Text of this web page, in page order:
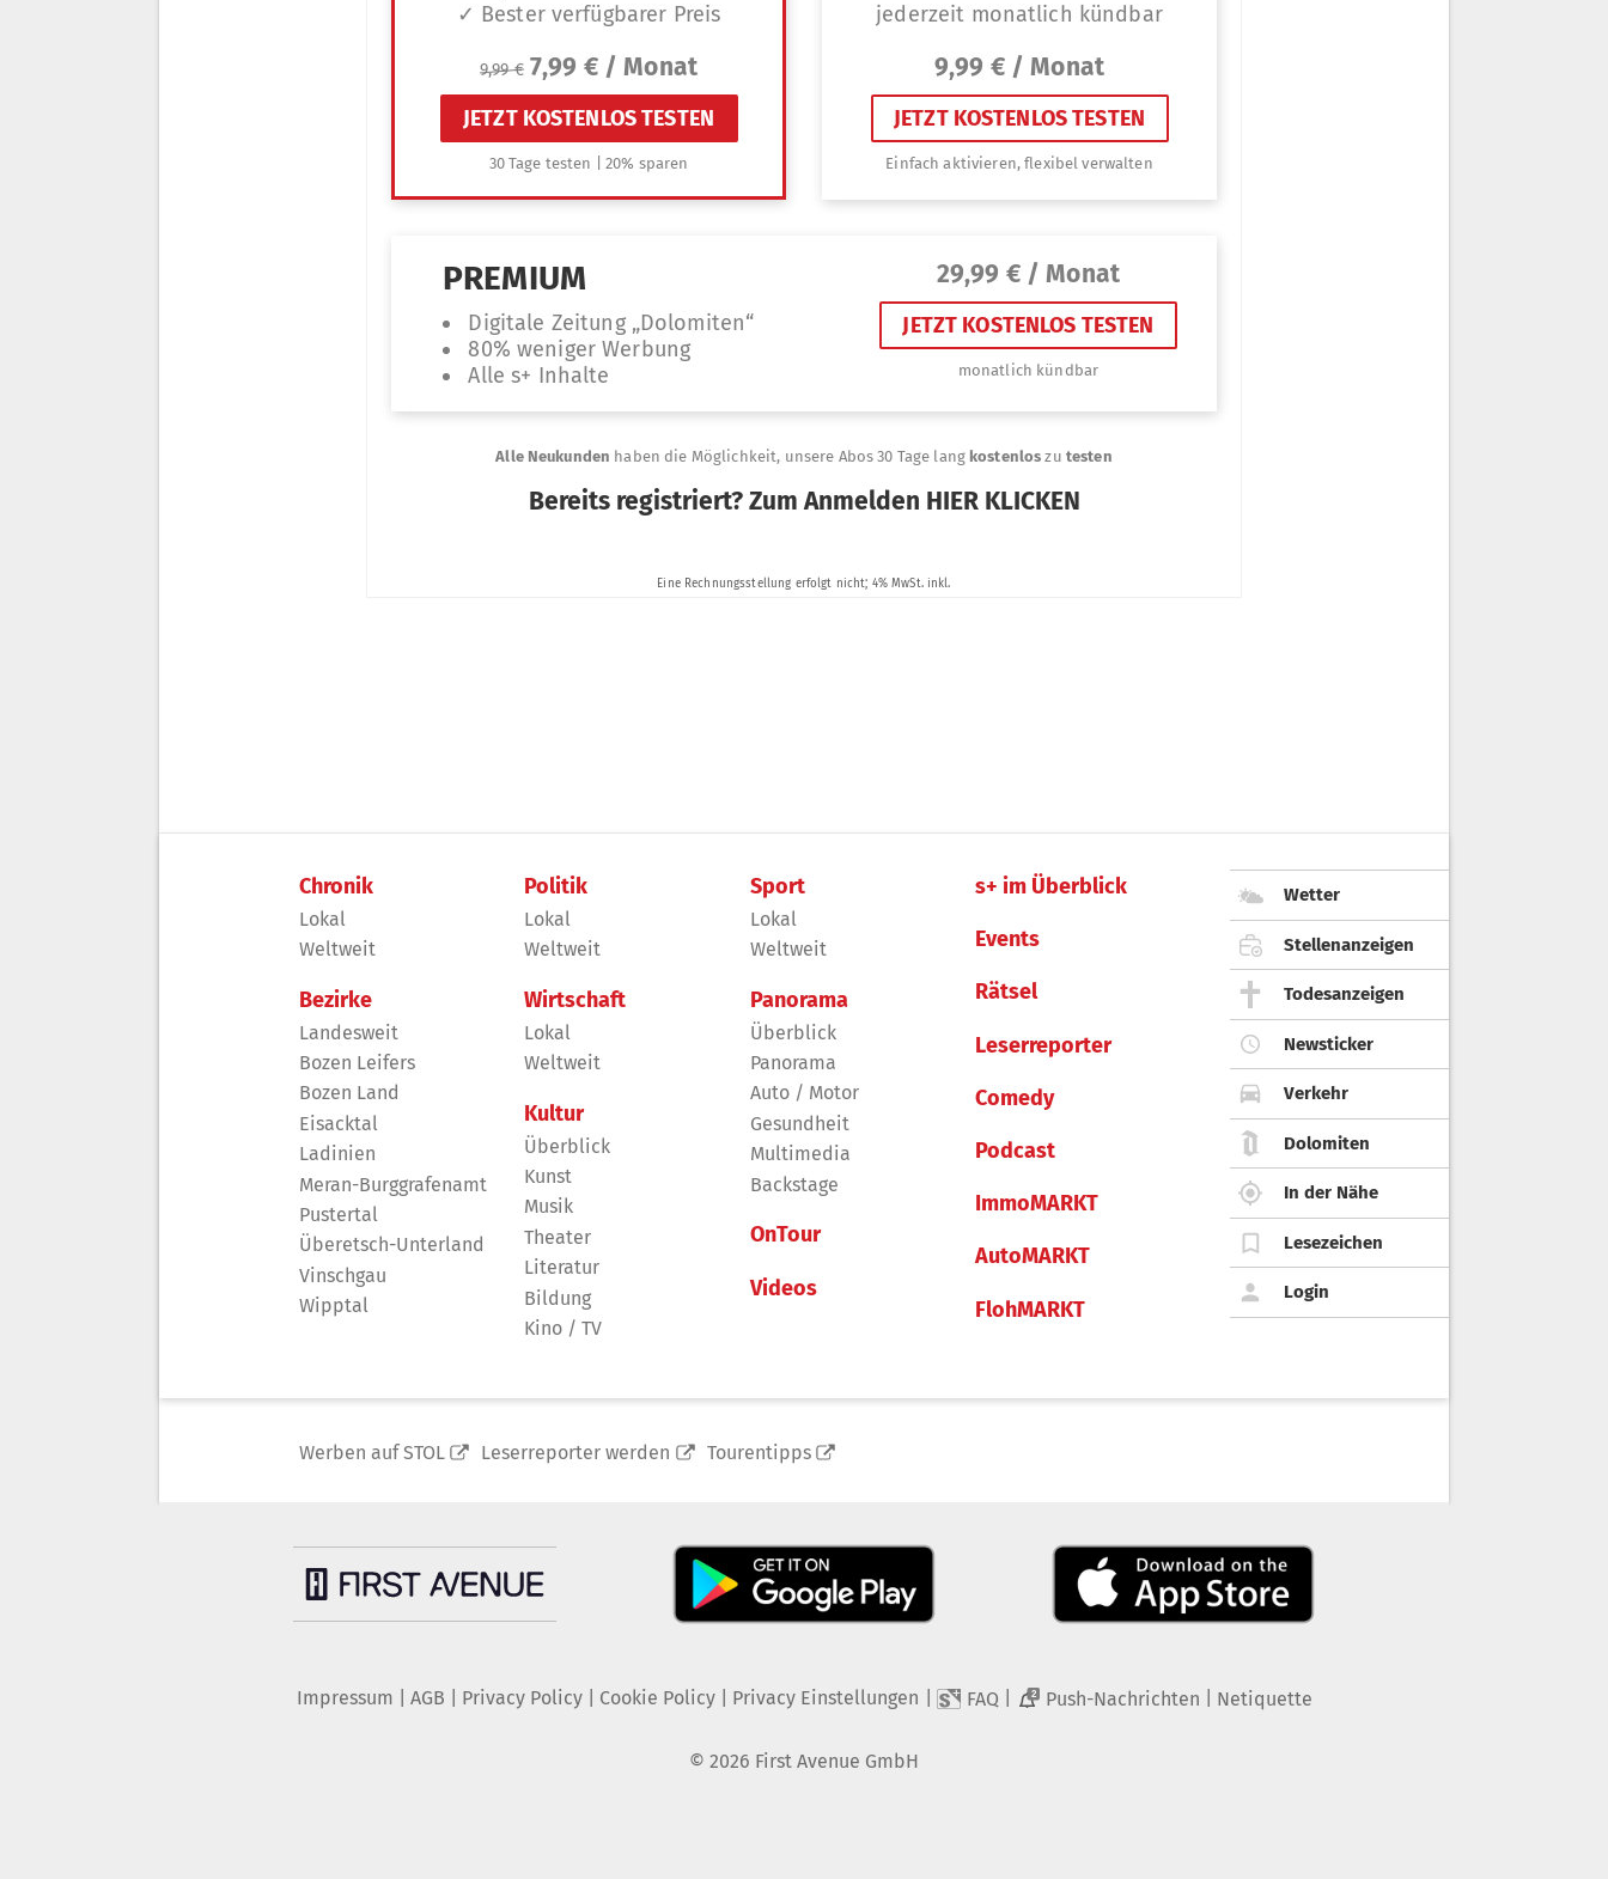
Chronik
Lokal
Weltweit
Bezirke
Landesweit
Bozen Leifers
Bozen Land
Eisacktal
Ladinien
Meran-Burggrafenamt
Pustertal
Überetsch-Unterland
Vinschgau
Wipptal
Politik
Lokal
Weltweit
Wirtschaft
Lokal
Weltweit
Kultur
Überblick
Kunst
Musik
Theater
Literatur
Bildung
Kino / TV
Sport
Lokal
Weltweit
Panorama
Überblick
Panorama
Auto / Motor
Gesundheit
Multimedia
Backstage
OnTour
Videos
s+ im Überblick
Events
Rätsel
Leserreporter
Comedy
Podcast
ImmoMARKT
AutoMARKT
FlohMARKT
Wetter
Stellenanzeigen
Todesanzeigen
Newsticker
Verkehr
Dolomiten
In der Nähe
Lesezeichen
Login
Werben auf STOL Leserreporter werden Tourentipps
Impressum AGB Privacy Policy| Cookie Policy| Privacy Einstellungen FAQ 2 Push-Nachrichten Netiquette
© 2026 First Avenue GmbH